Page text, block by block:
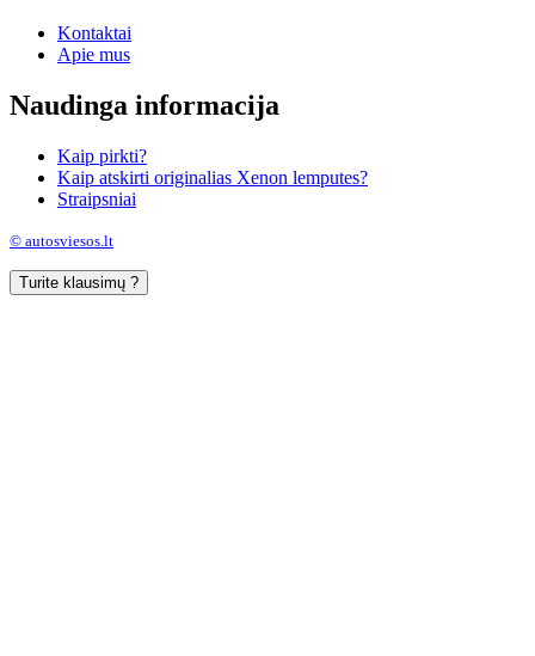
Kontaktai
Apie mus
Naudinga informacija
Kaip pirkti?
Kaip atskirti originalias Xenon lemputes?
Straipsniai
© autosviesos.lt
Turite klausimų ?